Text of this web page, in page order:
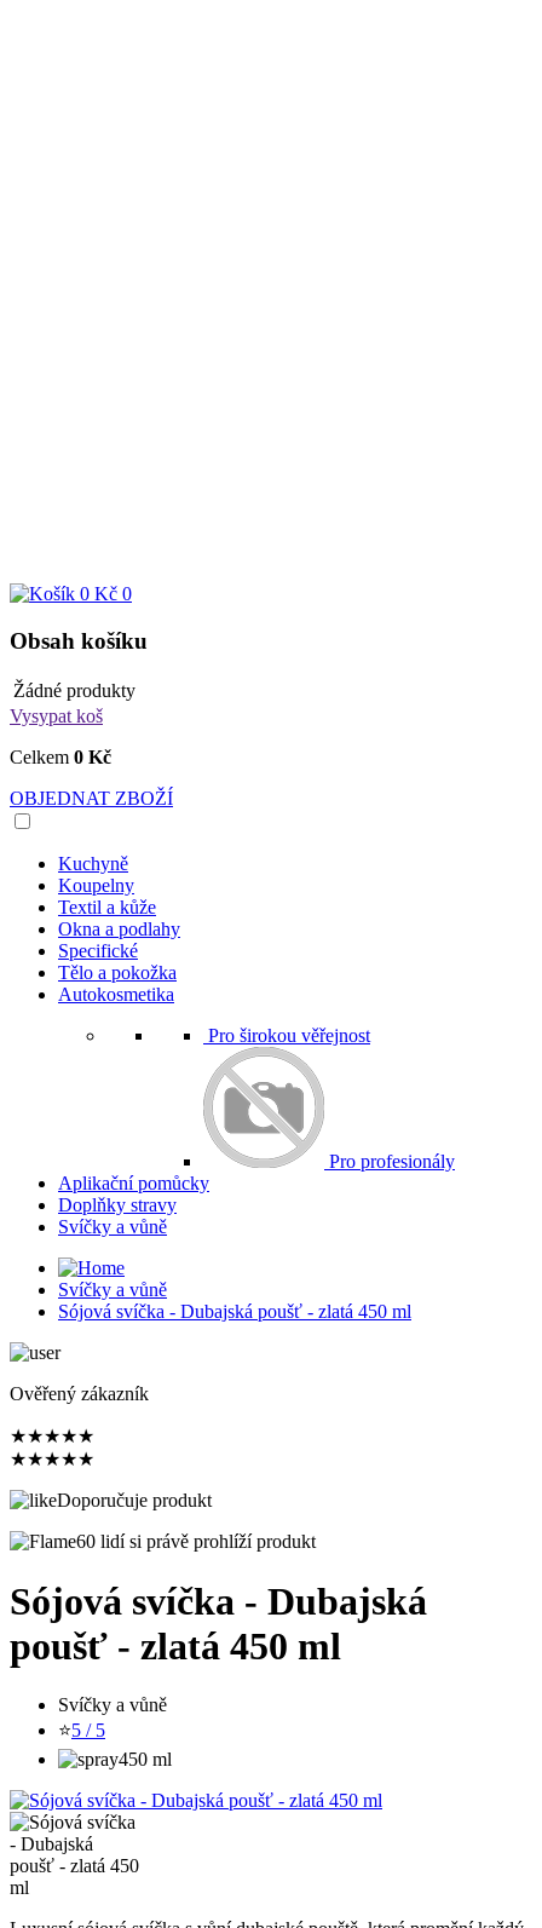
0 Kč 0
Obsah košíku
Žádné produkty
Vysypat koš
Celkem 0 Kč
OBJEDNAT ZBOŽÍ
Kuchyně
Koupelny
Textil a kůže
Okna a podlahy
Specifické
Tělo a pokožka
Autokosmetika
Pro širokou věřejnost
Pro profesionály
Aplikační pomůcky
Doplňky stravy
Svíčky a vůně
Svíčky a vůně
Sójová svíčka - Dubajská poušť - zlatá 450 ml
Ověřený zákazník
★★★★★
★★★★★
Doporučuje produkt
60 lidí si právě prohlíží produkt
Sójová svíčka - Dubajská
poušť - zlatá 450 ml
Svíčky a vůně
⭐5 / 5
450 ml